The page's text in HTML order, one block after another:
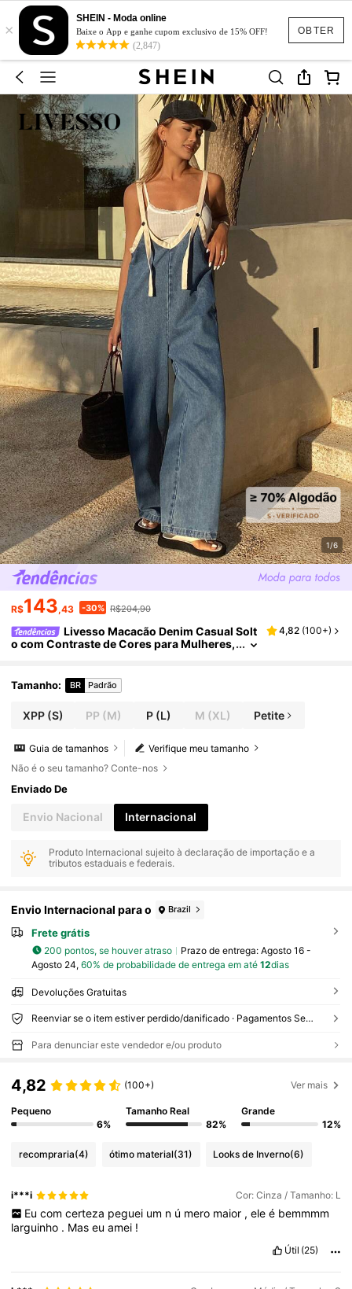
OBTER
×
SHEIN - Moda online
Baixe o App e ganhe cupom exclusivo de 15% OFF!
(2,847)
1/6
R$143,43 -30% R$204,90
Livesso Macacão Denim Casual Solt
o com Contraste de Cores para Mulheres,
4,82 (100+)
Tamanho: BR Padrão
XPP(S) PP (M) P(L) M (XL) Petite
Verifique meu tamanho
Guia de tamanhos
Não é o seu tamanho? Conte-nos
Enviado De
Envio Nacional Internacional
Produto Internacional sujeito à declaração de importação e a
tributos estaduais e federais.
Envio Internacional para o Brazil
Frete grátis
200 pontos, se houver atraso Prazo de entrega: Agosto 16 -
Agosto 24, 60% de probabilidade de entrega em até 12dias
Devoluções Gratuitas
Reenviar se o item estiver perdido/danificado · Pagamentos Seguros · Proteção de privacidade
Para denunciar este vendedor e/ou produto
4,82 (100+) Ver mais
Pequeno
6%
Tamanho Real
82%
Grande
12%
recompraria(4) ótimo material(31) Looks de Inverno(6)
i***i Cor: Cinza / Tamanho: L
Eu com certeza peguei um n ú mero maior , ele é bemmmm
larguinho . Maseuamei !
Útil (25)